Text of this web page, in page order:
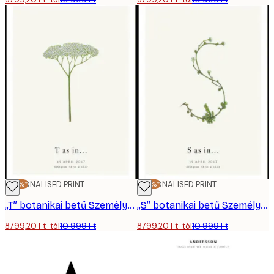
-20%*
PERSONALISED PRINT
„T” botanikai betű Személyre Szabott Poszter
8799,20 Ft-tól10 999 Ft
-20%*
PERSONALISED PRINT
„S” botanikai betű Személyre Szabott Poszter
8799,20 Ft-tól10 999 Ft